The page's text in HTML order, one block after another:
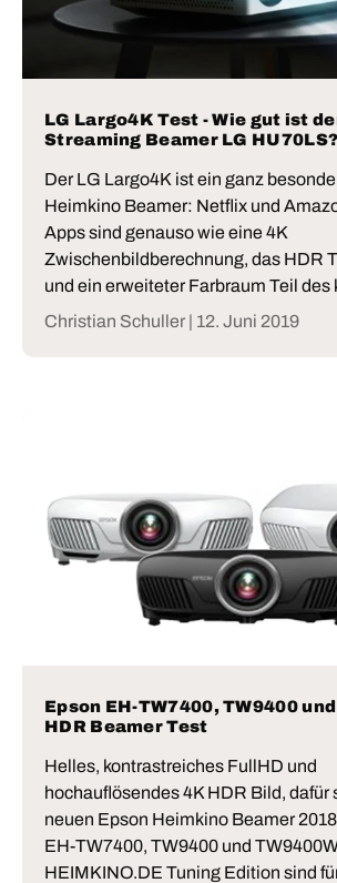
LG Largo4K Test - Wie gut ist
Streaming Beamer LG HU70LS?
Der LG Largo4K ist ein ganz
Heimkino Beamer: Netflix und
Apps sind genauso wie eine 4K
Zwischenbildberechnung, das HDR
und ein erweiteter Farbraum Teil des
Christian Schuller | 12. Juni 2019
Epson EH-TW7400, TW9400
HDR Beamer Test
Helles, kontrastreiches FullHD und
hochauflösendes 4K HDR Bild, dafür
neuen Epson Heimkino Beamer
EH-TW7400, TW9400 und
HEIMKINO.DE Tuning Edition sind